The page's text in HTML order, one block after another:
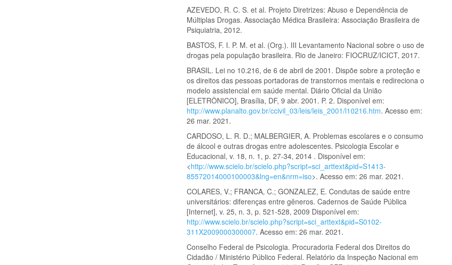
AZEVEDO, R. C. S. et al. Projeto Diretrizes: Abuso e Dependência de
Múltiplas Drogas. Associação Médica Brasileira: Associação Brasileira de
Psiquiatria, 2012.
BASTOS, F. I. P. M. et al. (Org.). III Levantamento Nacional sobre o uso de
drogas pela população brasileira. Rio de Janeiro: FIOCRUZ/ICICT, 2017.
BRASIL. Lei no 10.216, de 6 de abril de 2001. Dispõe sobre a proteção e
os direitos das pessoas portadoras de transtornos mentais e redireciona o
modelo assistencial em saúde mental. Diário Oficial da União
[ELETRÔNICO], Brasília, DF, 9 abr. 2001. P. 2. Disponível em:
http://www.planalto.gov.br/ccivil_03/leis/leis_2001/l10216.htm. Acesso em:
26 mar. 2021.
CARDOSO, L. R. D.; MALBERGIER, A. Problemas escolares e o consumo
de álcool e outras drogas entre adolescentes. Psicologia Escolar e
Educacional, v. 18, n. 1, p. 27-34, 2014 . Disponível em:
<http://www.scielo.br/scielo.php?script=sci_arttext&pid=S1413-
85572014000100003&lng=en&nrm=iso>. Acesso em: 26 mar. 2021.
COLARES, V.; FRANCA, C.; GONZALEZ, E. Condutas de saúde entre
universitários: diferenças entre gêneros. Cadernos de Saúde Pública
[Internet], v. 25, n. 3, p. 521-528, 2009 Disponível em:
http://www.scielo.br/scielo.php?script=sci_arttext&pid=S0102-
311X2009000300007. Acesso em: 26 mar. 2021.
Conselho Federal de Psicologia. Procuradoria Federal dos Direitos do
Cidadão / Ministério Público Federal. Relatório da Inspeção Nacional em